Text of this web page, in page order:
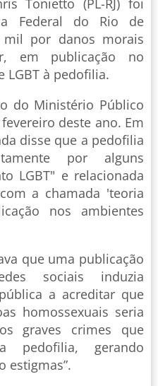
Tonietto (PL-RJ) foi
Federal do Rio de
mil por danos morais
em publicação no
LGBT à pedofilia.
do Ministério Público
deste ano. Em
disse que a pedofilia
por alguns
LGBT" e relacionada
a chamada 'teoria
nos ambientes
que uma publicação
sociais induzia
a acreditar que
homossexuais seria
graves crimes que
gerando
estigmas”.